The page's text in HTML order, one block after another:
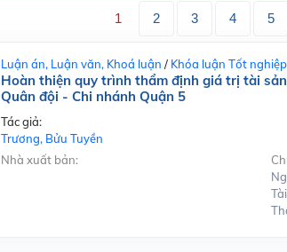
1 2 3 4 5
Luận án, Luận văn, Khoá luận / Khóa luận Tốt nghiệp
Hoàn thiện quy trình thẩm định giá trị tài
Quân đội - Chi nhánh Quận 5
Tác giả:
Trương, Bửu Tuyền
Nhà xuất bản: